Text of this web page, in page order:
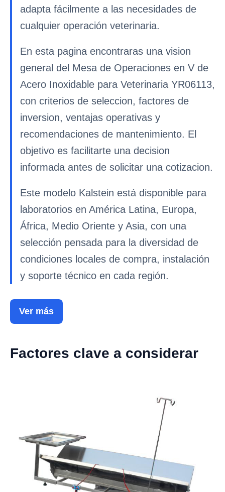
adapta fácilmente a las necesidades de
cualquier operación veterinaria.
En esta pagina encontraras una vision
general del Mesa de Operaciones en V de
Acero Inoxidable para Veterinaria YR06113,
con criterios de seleccion, factores de
inversion, ventajas operativas y
recomendaciones de mantenimiento. El
objetivo es facilitarte una decision
informada antes de solicitar una cotizacion.
Este modelo Kalstein está disponible para
laboratorios en América Latina, Europa,
África, Medio Oriente y Asia, con una
selección pensada para la diversidad de
condiciones locales de compra, instalación
y soporte técnico en cada región.
Ver más
Factores clave a considerar